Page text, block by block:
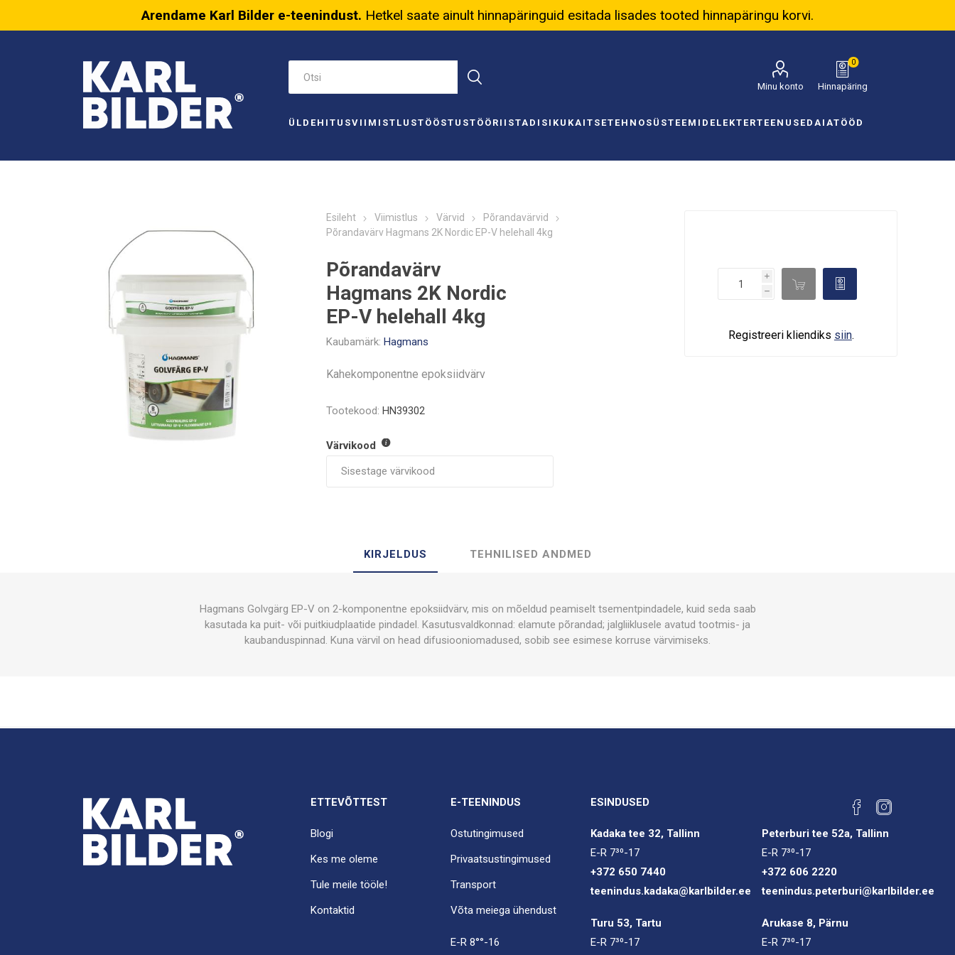
Arendame Karl Bilder e-teenindust. Hetkel saate ainult hinnapäringuid esitada lisades tooted hinnapäringu korvi.
Minu konto Hinnapäring
0
ÜLDEHITUSVIIMISTLUSTÖÖSTUSTÖÖRIISTAD ISIKUKAITSETEHNOSÜSTEEMID ELEKTERTEENUSEDAIATÖÖD
Esileht Viimistlus Värvid
Põrandavärvid
Põrandavärv Hagmans 2K Nordic EP-V helehall 4kg
Põrandavärv
Hagmans 2K Nordic
EP-V helehall 4kg
Kaubamärk: Hagmans
Kahekomponentne epoksiidvärv
Tootekood: HN39302
Värvikood
i
h
d 
Registreeri kliendiks siin.
KIRJELDUS TEHNILISED ANDMED
Hagmans Golvgärg EP-V on 2-komponentne epoksiidvärv, mis on mõeldud peamiselt tsementpindadele, kuid seda saab
kasutada ka puit- või puitkiudplaatide pindadel. Kasutusvaldkonnad: elamute põrandad; jalgliiklusele avatud tootmis- ja
kaubanduspinnad. Kuna värvil on head difusiooniomadused, sobib see esimese korruse värvimiseks.
ETTEVÕTTEST
Blogi
Kes me oleme
Tule meile tööle!
Kontaktid
E-TEENINDUS
Ostutingimused
Privaatsustingimused
Transport
Võta meiega ühendust
E-R 8°°-16
ESINDUSED
Kadaka tee 32, Tallinn
E-R 7³⁰-17
+372 650 7440
teenindus.kadaka@karlbilder.ee
Peterburi tee 52a, Tallinn
E-R 7³⁰-17
+372 606 2220
teenindus.peterburi@karlbilder.ee
Turu 53, Tartu
E-R 7³⁰-17
Arukase 8, Pärnu
E-R 7³⁰-17